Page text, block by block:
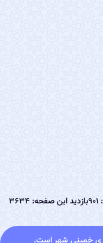
بازدید این صفحه: 3634